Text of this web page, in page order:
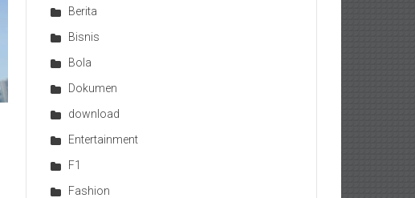
Berita
Bisnis
Bola
Dokumen
download
Entertainment
F1
Fashion